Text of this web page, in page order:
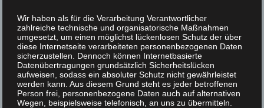
Wir haben als für die Verarbeitung Verantwortlicher
zahlreiche technische und organisatorische Maßnahmen
umgesetzt, um einen möglichst lückenlosen Schutz der über
diese Internetseite verarbeiteten personenbezogenen Daten
sicherzustellen. Dennoch können Internetbasierte
Datenübertragungen grundsätzlich Sicherheitslücken
aufweisen, sodass ein absoluter Schutz nicht gewährleistet
werden kann. Aus diesem Grund steht es jeder betroffenen
Person frei, personenbezogene Daten auch auf alternativen
Wegen, beispielsweise telefonisch, an uns zu übermitteln.